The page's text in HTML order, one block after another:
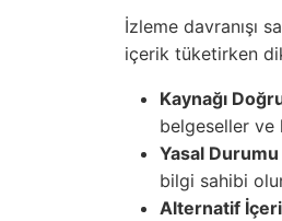
İzleme davranışı
içerik tüketirken
Kaynağı
belgeseller ve
Yasal
bilgi sahibi
Alternatif